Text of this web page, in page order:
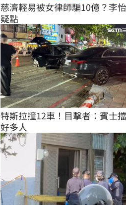
慈濟輕易被女律師騙10億？李
疑點
特斯拉撞12車！目擊者：賓士
好多人